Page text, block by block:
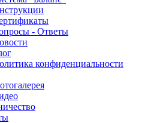
- Ответы
конфиденциальности